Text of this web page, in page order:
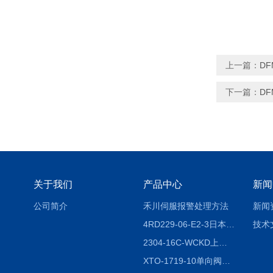
上一篇：
下一篇：
关于我们
公司简介
产品中心
禾川伺服报警处理方法
新
新闻
技术